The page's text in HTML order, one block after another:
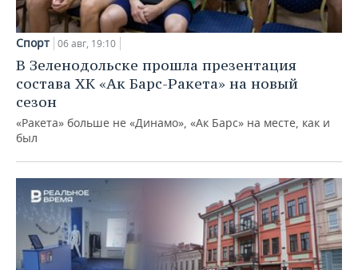
Спорт 06 авг, 19:10
В Зеленодольске прошла презентация
состава ХК «Ак Барс-Ракета» на новый
сезон
«Ракета» больше не «Динамо», «Ак Барс» на месте, как и
был